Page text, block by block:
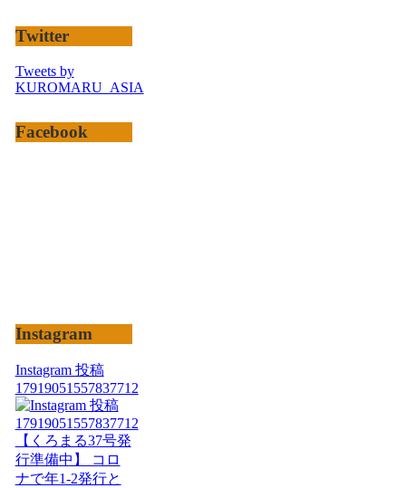
Twitter
Tweets by
KUROMARU_ASIA
Facebook
Instagram
Instagram 投稿
17919051557837712
【くろまる37号発
行準備中】 コロ
ナで年1-2発行と